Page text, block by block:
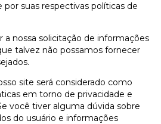
por suas respectivas políticas de
a nossa solicitação de informações
talvez não possamos fornecer
site será considerado como
em torno de privacidade e
você tiver alguma dúvida sobre
do usuário e informações